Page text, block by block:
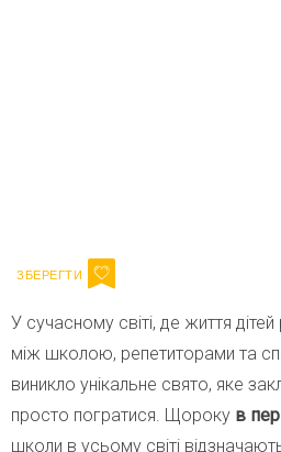
У сучасному світі, де життя
між школою, репетиторами та
виникло унікальне свято, яке
просто погратися. Щороку в
школи в усьому світі